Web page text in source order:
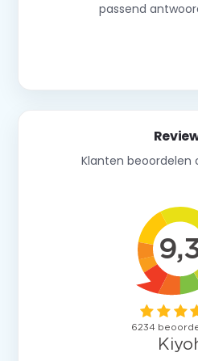
passend
Klanten beoordelen